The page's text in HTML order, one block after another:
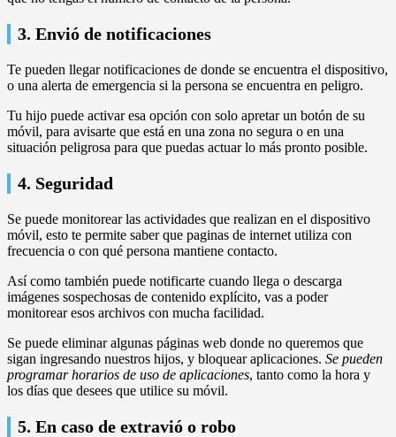
3. Envió de notificaciones
Te pueden llegar notificaciones de donde se encuentra el dispositivo,
o una alerta de emergencia si la persona se encuentra en peligro.
Tu hijo puede activar esa opción con solo apretar un botón de su
móvil, para avisarte que está en una zona no segura o en una
situación peligrosa para que puedas actuar lo más pronto posible.
4. Seguridad
Se puede monitorear las actividades que realizan en el dispositivo
móvil, esto te permite saber que paginas de internet utiliza con
frecuencia o con qué persona mantiene contacto.
Así como también puede notificarte cuando llega o descarga
imágenes sospechosas de contenido explícito, vas a poder
monitorear esos archivos con mucha facilidad.
Se puede eliminar algunas páginas web donde no queremos que
sigan ingresando nuestros hijos, y bloquear aplicaciones. Se pueden
programar horarios de uso de aplicaciones, tanto como la hora y
los días que desees que utilice su móvil.
5. En caso de extravió o robo